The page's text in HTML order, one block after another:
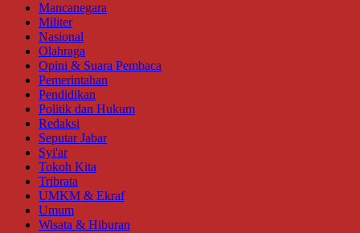
Mancanegara
Militer
Nasional
Olahraga
Opini & Suara Pembaca
Pemerintahan
Pendidikan
Politik dan Hukum
Redaksi
Seputar Jabar
Syi'ar
Tokoh Kita
Tribrata
UMKM & Ekraf
Umum
Wisata & Hiburan